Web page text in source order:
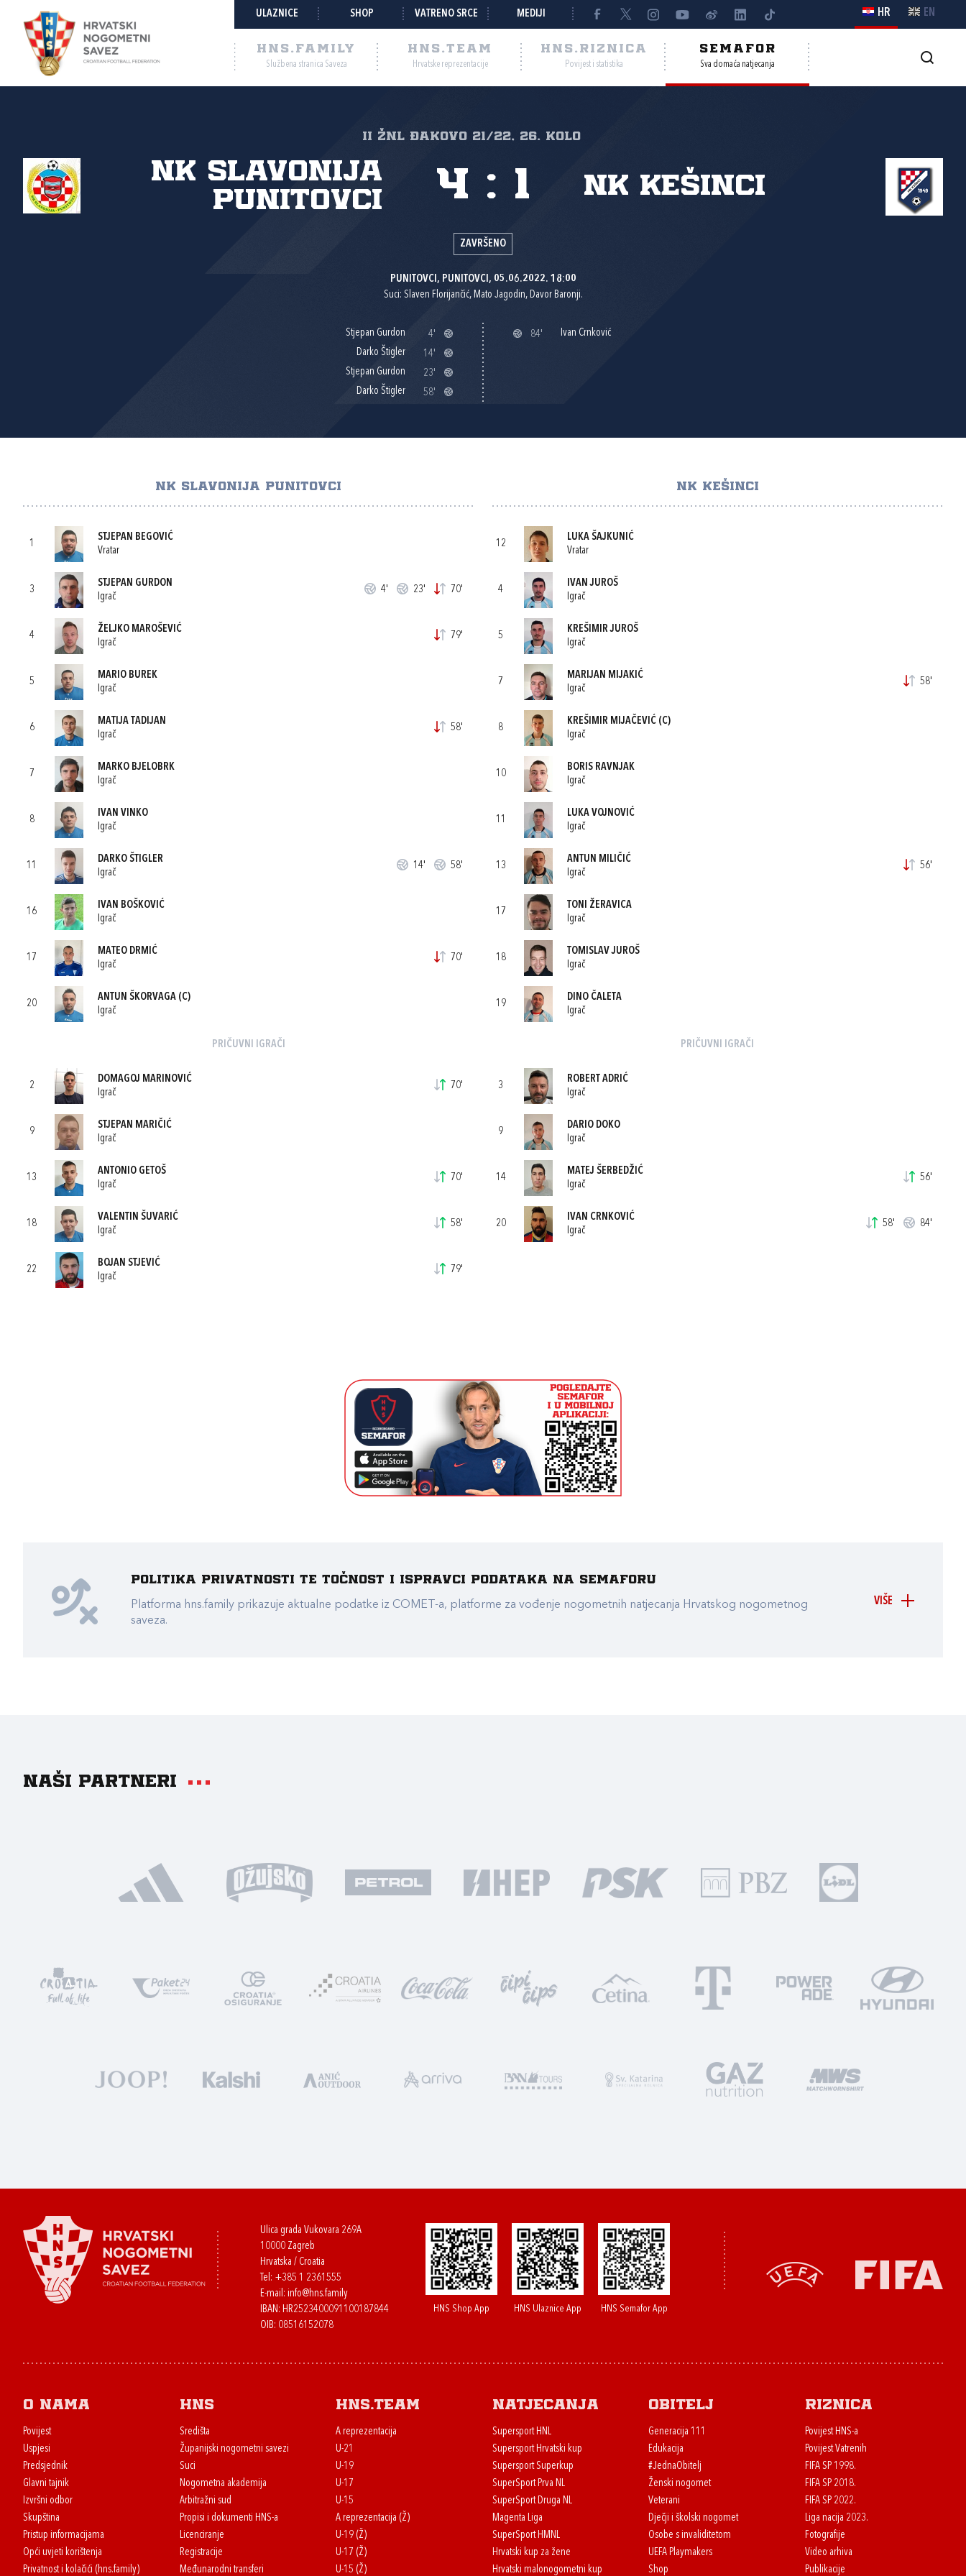
ULAZNICE SHOP VATRENO SRCE MEDIJI HR EN
HNS.FAMILY
Službena stranica Saveza
HNS.TEAM
Hrvatske reprezentacije
HNS.RIZNICA
Povijest i statistika
SEMAFOR
Sva domaća natjecanja
II ŽNL Đakovo 21/22, 26. kolo
NK Slavonija
Punitovci
NK Kešinci
4 : 1
ZAVRŠENO
PUNITOVCI, PUNITOVCI, 05.06.2022. 18:00
Suci: Slaven Florijančić, Mato Jagodin, Davor Baronji.
Stjepan Gurdon
4'
Darko Štigler
14'
Stjepan Gurdon
23'
Darko Štigler
58'
84' Ivan Crnković
NK SLAVONIJA PUNITOVCI
1
STJEPAN BEGOVIĆ
Vratar
3
STJEPAN GURDON
Igrač
4' 23' 70'
4
ŽELJKO MAROŠEVIĆ
Igrač
79'
5
MARIO BUREK
Igrač
6
MATIJA TADIJAN
Igrač
58'
7
MARKO BJELOBRK
Igrač
8
IVAN VINKO
Igrač
11
DARKO ŠTIGLER
Igrač
14' 58'
16
IVAN BOŠKOVIĆ
Igrač
17
MATEO DRMIĆ
Igrač
70'
20
ANTUN ŠKORVAGA (C)
Igrač
PRIČUVNI IGRAČI
2
DOMAGOJ MARINOVIĆ
Igrač
70'
9
STJEPAN MARIČIĆ
Igrač
13
ANTONIO GETOŠ
Igrač
70'
18
VALENTIN ŠUVARIĆ
Igrač
58'
22
BOJAN STJEVIĆ
Igrač
79'
NK KEŠINCI
12
LUKA ŠAJKUNIĆ
Vratar
4
IVAN JUROŠ
Igrač
5
KREŠIMIR JUROŠ
Igrač
7
MARIJAN MIJAKIĆ
Igrač
58'
8
KREŠIMIR MIJAČEVIĆ(C)
Igrač
10
BORIS RAVNJAK
Igrač
11
LUKA VOJNOVIĆ
Igrač
13
ANTUN MILIČIĆ
Igrač
56'
17
TONI ŽERAVICA
Igrač
18
TOMISLAV JUROŠ
Igrač
19
DINO ČALETA
Igrač
PRIČUVNI IGRAČI
3
ROBERT ADRIĆ
Igrač
9
DARIO DOKO
Igrač
14
MATEJ ŠERBEDŽIĆ
Igrač
56'
20
IVAN CRNKOVIĆ
Igrač
58' 84'
VIŠE
Politika privatnosti te točnost i ispravci podataka na Semaforu
Platforma hns.family prikazuje aktualne podatke iz COMET-a, platforme za vođenje nogometnih natjecanja Hrvatskog nogometnog
saveza.
Naši partneri
Ulica grada Vukovara 269A
10000 Zagreb
Hrvatska / Croatia
Tel: +385 1 2361555
E-mail: info@hns.family
IBAN: HR2523400091100187844
OIB: 08516152078
HNS Shop App HNS Ulaznice App HNS Semafor App
O nama
Povijest
Uspjesi
Predsjednik
Glavni tajnik
Izvršni odbor
Skupština
Pristup informacijama
Opći uvjeti korištenja
Privatnost i kolačići (hns.family)
HNS
Središta
Županijski nogometni savezi
Suci
Nogometna akademija
Arbitražni sud
Propisi i dokumenti HNS-a
Licenciranje
Registracije
Međunarodni transferi
HNS.team
A reprezentacija
U-21
U-19
U-17
U-15
A reprezentacija (Ž)
U-19 (Ž)
U-17 (Ž)
U-15 (Ž)
Natjecanja
Supersport HNL
Supersport Hrvatski kup
Supersport Superkup
SuperSport Prva NL
SuperSport Druga NL
Magenta Liga
SuperSport HMNL
Hrvatski kup za žene
Hrvatski malonogometni kup
Obitelj
Generacija 111
Edukacija
#JednaObitelj
Ženski nogomet
Veterani
Dječji i školski nogomet
Osobe s invaliditetom
UEFA Playmakers
Shop
Riznica
Povijest HNS-a
Povijest Vatrenih
FIFA SP 1998.
FIFA SP 2018.
FIFA SP 2022.
Liga nacija 2023.
Fotografije
Video arhiva
Publikacije